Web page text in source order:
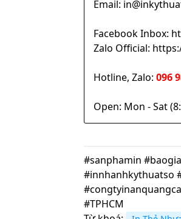
Email:
Facebook Inbox:
Zalo Official:
Hotline, Zalo: 096
Open: Mon - Sat
#sanphamin
#innhanhkythuatso
#TPHCM